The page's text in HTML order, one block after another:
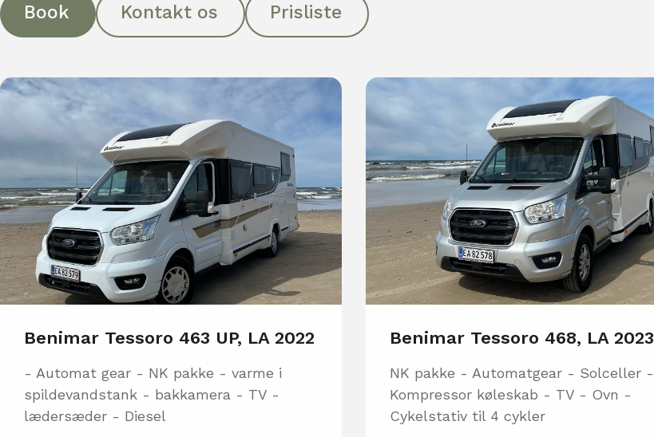
Book Kontakt os Prisliste
Benimar Tessoro 463 UP, LA 2022
- Automat gear - NK pakke - varme i
spildevandstank - bakkamera - TV -
lædersæder - Diesel
Benimar Tessoro 468, LA 2023
NK pakke - Automatgear - Solceller -
Kompressor køleskab - TV - Ovn -
Cykelstativ til 4 cykler